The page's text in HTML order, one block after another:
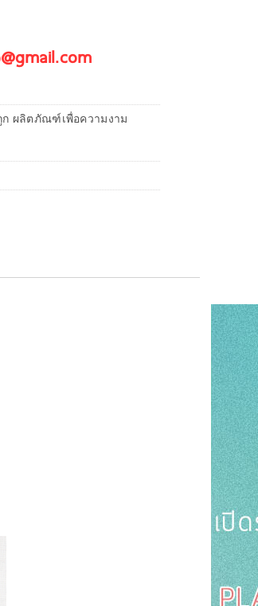
ก ผลิตภัณฑ์เพื่อความงาม